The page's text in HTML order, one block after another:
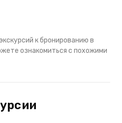
к бронированию в
ознакомиться с похожими